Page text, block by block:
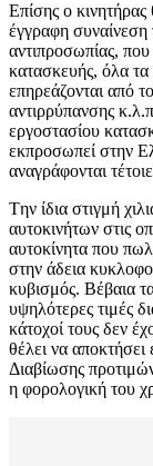
Επίσης ο
έγγραφη συναίνεση
αντιπροσωπίας,
κατασκευής, όλα
επηρεάζονται από
αντιρρύπανσης
εργοστασίου
εκπροσωπεί στην
αναγράφονται
Tην ίδια στιγμή
αυτοκινήτων στις
αυτοκίνητα που
στην άδεια
κυβισμός. Βέβαια
υψηλότερες τιμές
κάτοχοί τους δεν
θέλει να
Διαβίωσης
η φορολογική του